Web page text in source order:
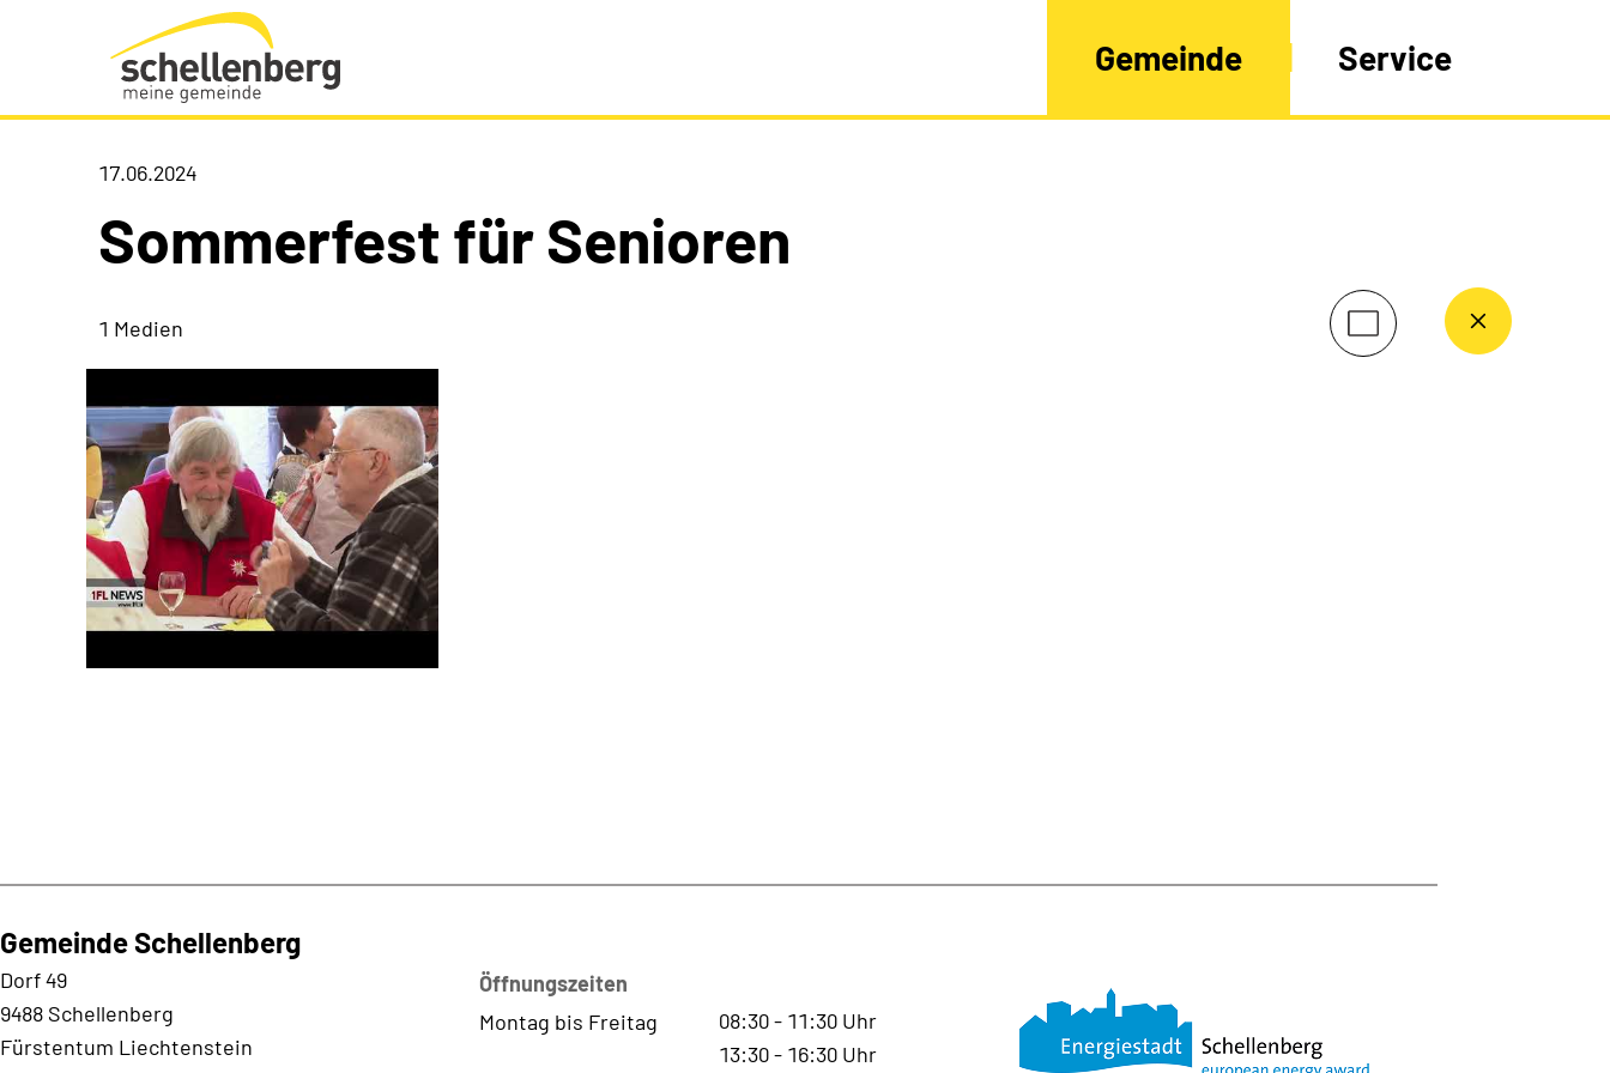
Gemeinde Schellenberg Startseite
Gemeinde Service
17.06.2024
Sommerfest für Senioren
1 Medien
Gemeinde Schellenberg
Dorf 49
9488 Schellenberg
Fürstentum Liechtenstein
Öffnungszeiten
Montag bis Freitag
08:30- 11:30 Uhr
13:30- 16:30 Uhr